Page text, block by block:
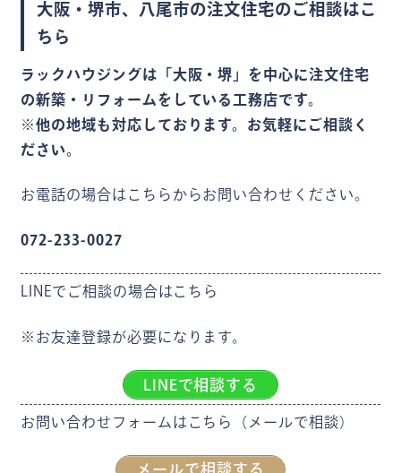
大阪・堺市、八尾市の注文住宅のご相談はこ
ちら
ラックハウジングは「大阪・堺」を中心に注文住宅
の新築・リフォームをしている工務店です。
※他の地域も対応しております。お気軽にご相談く
ださい。
お電話の場合はこちらからお問い合わせください。
072-233-0027
LINEでご相談の場合はこちら
※お友達登録が必要になります。
LINEで相談する
お問い合わせフォームはこちら（メールで相談）
メールで相談する